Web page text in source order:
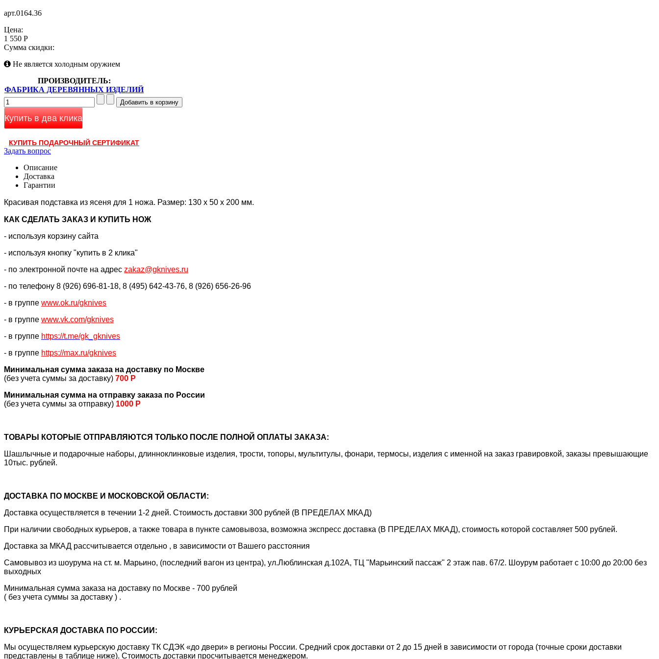
арт.0164.36
Цена:
1 550 Р
Сумма скидки:
Не является холодным оружием
ПРОИЗВОДИТЕЛЬ:
ФАБРИКА ДЕРЕВЯННЫХ ИЗДЕЛИЙ
Купить в два клика
КУПИТЬ ПОДАРОЧНЫЙ СЕРТИФИКАТ
Задать вопрос
Описание
Доставка
Гарантии
Красивая подставка из ясеня для 1 ножа. Размер: 130 х 50 х 200 мм.
КАК CДЕЛАТЬ ЗАКАЗ И КУПИТЬ НОЖ
- используя корзину сайта
- используя кнопку "купить в 2 клика"
- по электронной почте на адрес zakaz@gknives.ru
- по телефону 8 (926) 696-81-18, 8 (495) 642-43-76, 8 (926) 656-26-96
- в группе www.ok.ru/gknives
- в группе www.vk.com/gknives
- в группе https://t.me/gk_gknives
- в группе https://max.ru/gknives
Минимальная сумма заказа на доставку по Москве
(без учета суммы за доставку) 700 Р
Минимальная сумма на отправку заказа по России
(без учета суммы за отправку) 1000 Р
ТОВАРЫ КОТОРЫЕ ОТПРАВЛЯЮТСЯ ТОЛЬКО ПОСЛЕ ПОЛНОЙ ОПЛАТЫ ЗАКАЗА:
Шашлычные и подарочные наборы, длинноклинковые изделия, трости, топоры, мультитулы, фонари, термосы, изделия с именной на заказ гравировкой, заказы превышающие
10тыс. рублей.
ДОСТАВКА ПО МОСКВЕ И МОСКОВСКОЙ ОБЛАСТИ:
Доставка осуществляется в течении 1-2 дней. Стоимость доставки 300 рублей (В ПРЕДЕЛАХ МКАД)
При наличии свободных курьеров, а также товара в пункте самовывоза, возможна экспресс доставка (В ПРЕДЕЛАХ МКАД), стоимость которой составляет 500 рублей.
Доставка за МКАД рассчитывается отдельно , в зависимости от Вашего расстояния
Самовывоз из шоурума на ст. м. Марьино, (последний вагон из центра), ул.Люблинская д.102А, ТЦ "Марьинский пассаж" 2 этаж пав. 67/2. Шоурум работает с 10:00 до 20:00 без
выходных
Минимальная сумма заказа на доставку по Москве - 700 рублей
( без учета суммы за доставку ) .
КУРЬЕРСКАЯ ДОСТАВКА ПО РОССИИ:
Мы осуществляем курьерскую доставку ТК СДЭК «до двери» в регионы России. Средний срок доставки от 2 до 15 дней в зависимости от города (точные сроки доставки
представлены в таблице ниже). Стоимость доставки просчитывается менеджером.